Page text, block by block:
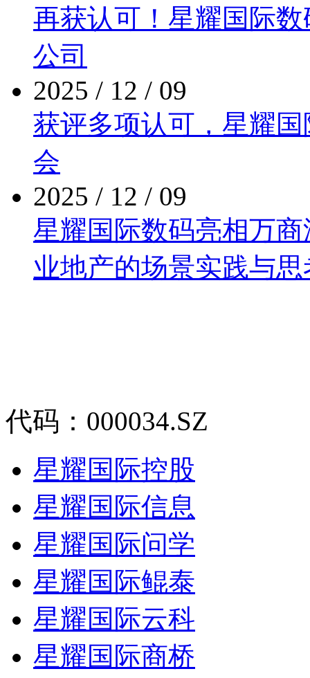
再获认可！星耀国
公司
2025 / 12 / 09
获评多项认可，星
会
2025 / 12 / 09
星耀国际数码亮相万商
业地产的场景实践与思
代码：000034.SZ
星耀国际控股
星耀国际信息
星耀国际问学
星耀国际鲲泰
星耀国际云科
星耀国际商桥